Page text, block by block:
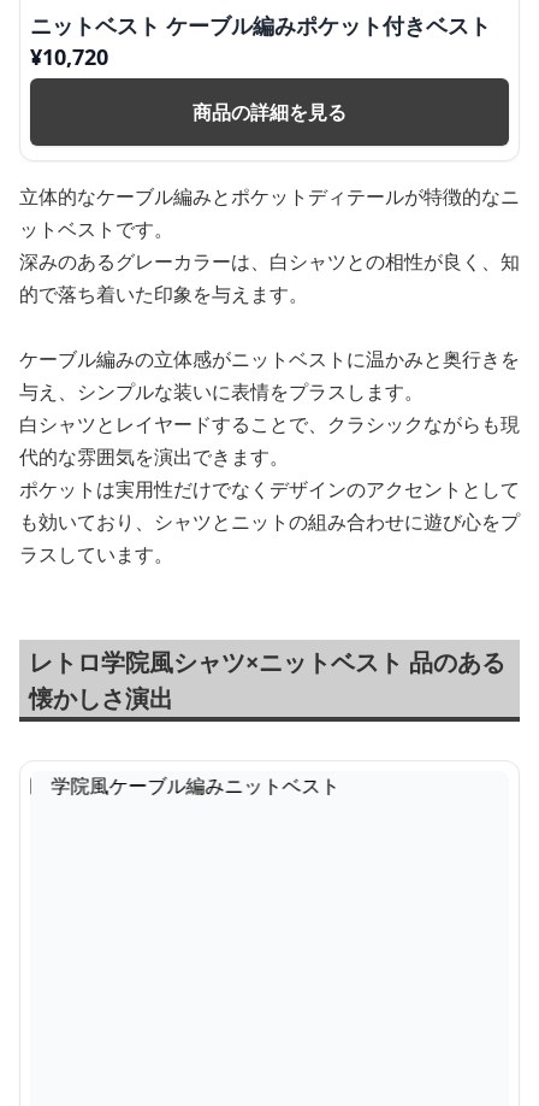
ニットベスト ケーブル編みポケット付きベスト
¥10,720
商品の詳細を見る
立体的なケーブル編みとポケットディテールが特徴的なニ
ットベストです。
深みのあるグレーカラーは、白シャツとの相性が良く、知
的で落ち着いた印象を与えます。
ケーブル編みの立体感がニットベストに温かみと奥行きを
与え、シンプルな装いに表情をプラスします。
白シャツとレイヤードすることで、クラシックながらも現
代的な雰囲気を演出できます。
ポケットは実用性だけでなくデザインのアクセントとして
も効いており、シャツとニットの組み合わせに遊び心をプ
ラスしています。
レトロ学院風シャツ×ニットベスト 品のある
懐かしさ演出